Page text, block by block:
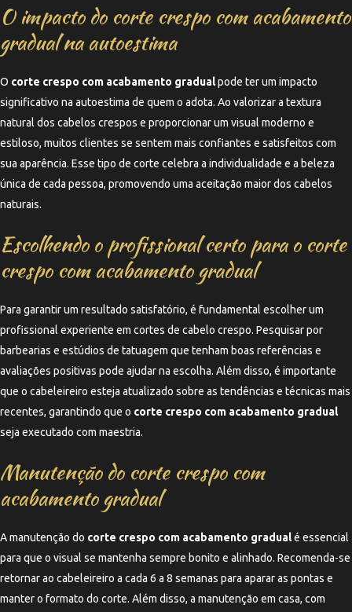
O impacto do corte crespo com acabamento
gradual na autoestima
O corte crespo com acabamento gradualpode ter um impacto
significativo na autoestima de quem o adota. Ao valorizar a textura
natural dos cabelos crespos e proporcionar um visual moderno e
estiloso, muitos clientes se sentem mais confiantes e satisfeitos com
sua aparência. Esse tipo de corte celebra a individualidade e a beleza
única de cada pessoa, promovendo uma aceitação maior dos cabelos
naturais.
Escolhendo o profissional certo para o corte
crespo com acabamento gradual
Para garantir um resultado satisfatório, é fundamental escolher um
profissional experiente em cortes de cabelo crespo. Pesquisar por
barbearias e estúdios de tatuagem que tenham boas referências e
avaliações positivas pode ajudar na escolha. Além disso, é importante
que o cabeleireiro esteja atualizado sobre as tendências e técnicas mais
recentes, garantindo que o corte crespo com acabamento gradual
seja executado com maestria.
Manutenção do corte crespo com
acabamento gradual
A manutenção do corte crespo com acabamento gradualé essencial
para que o visual se mantenha sempre bonito e alinhado. Recomenda-se
retornar ao cabeleireiro a cada 6 a 8 semanas para aparar as pontas e
manter o formato do corte. Além disso, a manutenção em casa, com